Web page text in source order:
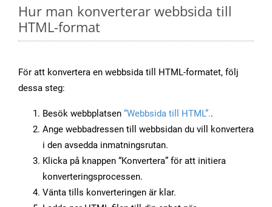
Hur man konverterar webbsida till
HTML-format
För att konvertera en webbsida till HTML-formatet, följ
dessa steg:
Besök webbplatsen “Webbsida till HTML”..
Ange webbadressen till webbsidan du vill konvertera
i den avsedda inmatningsrutan.
Klicka på knappen “Konvertera” för att initiera
konverteringsprocessen.
Vänta tills konverteringen är klar.